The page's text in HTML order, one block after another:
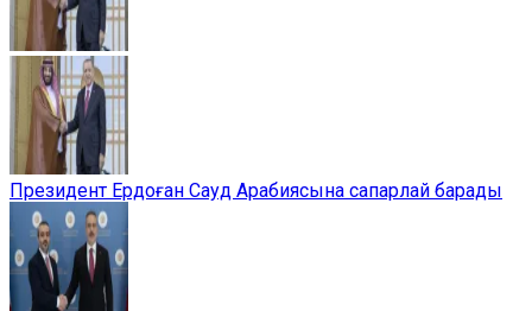
Президент Ердоған Сауд Арабиясына сапарлай барады